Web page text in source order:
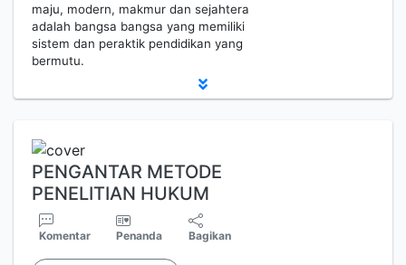
maju, modern, makmur dan sejahtera
adalah bangsa bangsa yang memiliki
sistem dan peraktik pendidikan yang
bermutu.
PENGANTAR METODE
PENELITIAN HUKUM
Komentar Penanda Bagikan